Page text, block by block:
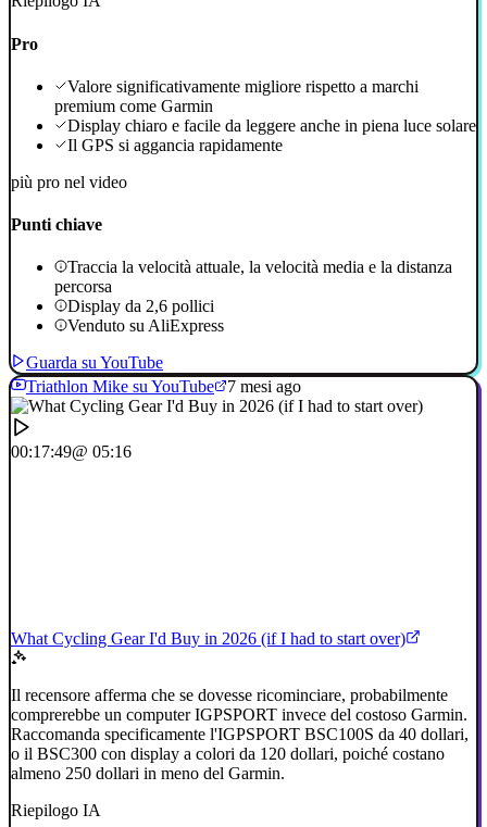
Pro
Valore significativamente migliore rispetto a marchi
premium come Garmin
Display chiaro e facile da leggere anche in piena luce solare
Il GPS si aggancia rapidamente
più pro nel video
Punti chiave
Traccia la velocità attuale, la velocità media e la distanza
percorsa
Display da 2,6 pollici
Venduto su AliExpress
Guarda su YouTube
Triathlon Mike su YouTube
7 mesi ago
00:17:49@ 05:16
What Cycling Gear I'd Buy in 2026 (if I had to start over)
Il recensore afferma che se dovesse ricominciare, probabilmente
comprerebbe un computer IGPSPORT invece del costoso Garmin.
Raccomanda specificamente l'IGPSPORT BSC100S da 40 dollari,
o il BSC300 con display a colori da 120 dollari, poiché costano
almeno 250 dollari in meno del Garmin.
Riepilogo IA